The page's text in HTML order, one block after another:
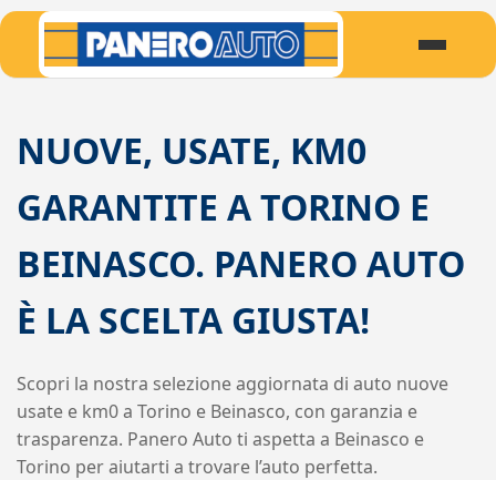
NUOVE, USATE, KM0
GARANTITE A TORINO E
BEINASCO. PANERO AUTO
È LA SCELTA GIUSTA!
Scopri la nostra selezione aggiornata di auto nuove
usate e km0 a Torino e Beinasco, con garanzia e
trasparenza. Panero Auto ti aspetta a Beinasco e
Torino per aiutarti a trovare l’auto perfetta.